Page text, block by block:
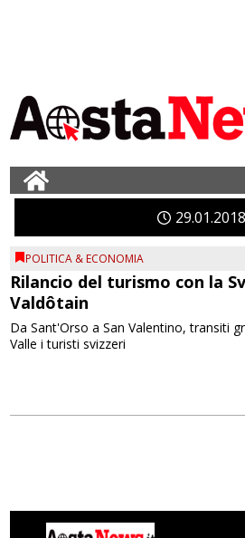
2901 2018
POLITICA & ECONOMIA
Rilancio del turismo con la
Valdôtain
Da Sant'Orso a San Valentino, transiti
Valle i turisti svizzeri